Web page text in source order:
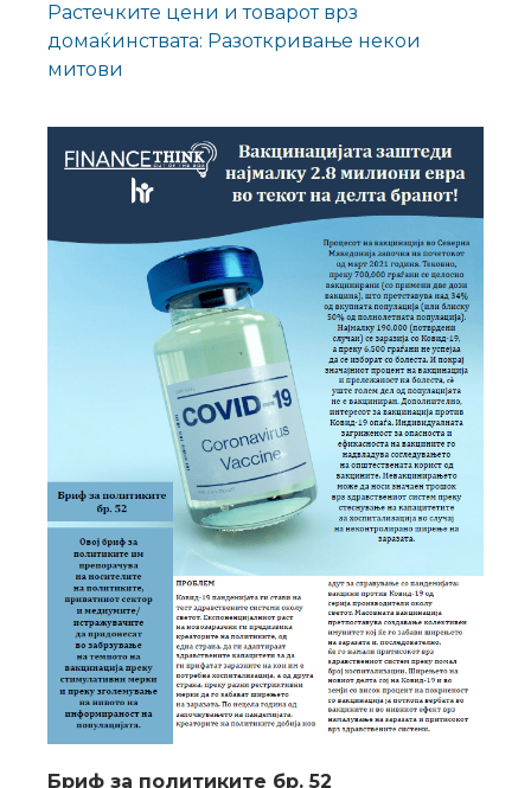
Растечките цени и товарот врз
домаќинствата: Разоткривање некои
митови
Бриф за политиките бр. 52